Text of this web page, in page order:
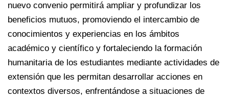
nuevo convenio permitirá ampliar y profundizar los
beneficios mutuos, promoviendo el intercambio de
conocimientos y experiencias en los ámbitos
académico y científico y fortaleciendo la formación
humanitaria de los estudiantes mediante actividades de
extensión que les permitan desarrollar acciones en
contextos diversos, enfrentándose a situaciones de